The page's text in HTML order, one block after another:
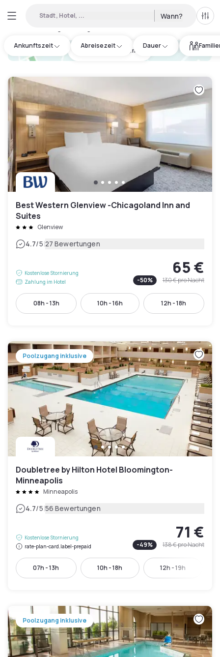
Stadt, Hotel, ... Wann? Alle
Ankunftszeit Abreisezeit Dauer
hotel.cta.view_map
Best Western Glenview -Chicagoland Inn and
Suites
Glenview
4.7/5|27 Bewertungen
Kostenlose Stornierung
Zahlung im Hotel
65 €
-50% 130 €pro Nacht
08h - 13h 10h - 16h 12h - 18h
Poolzugang inklusive
Doubletree by Hilton Hotel Bloomington-
Minneapolis
Minneapolis
4.7/5|56 Bewertungen
Kostenlose Stornierung
rate-plan-card.label-prepaid
71 €
-49% 138 €pro Nacht
07h - 13h 10h - 18h 12h - 19h
Poolzugang inklusive